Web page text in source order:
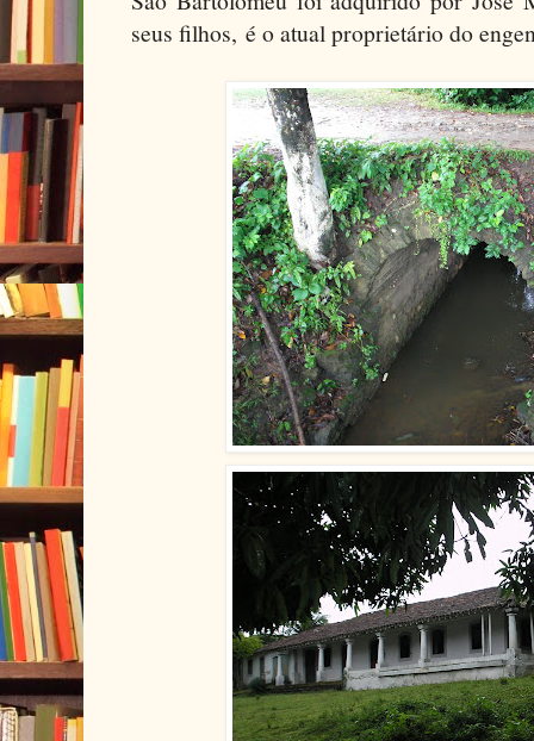
seus filhos, é o atual proprietário do